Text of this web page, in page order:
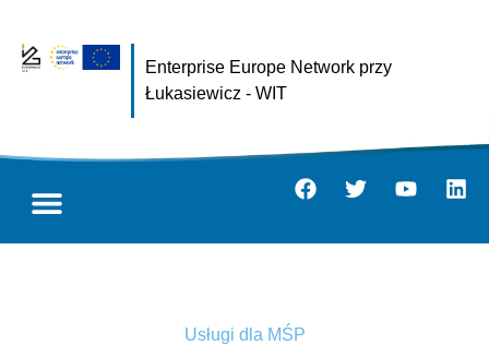
Enterprise Europe Network przy
Łukasiewicz - WIT
Usługi dla MŚP